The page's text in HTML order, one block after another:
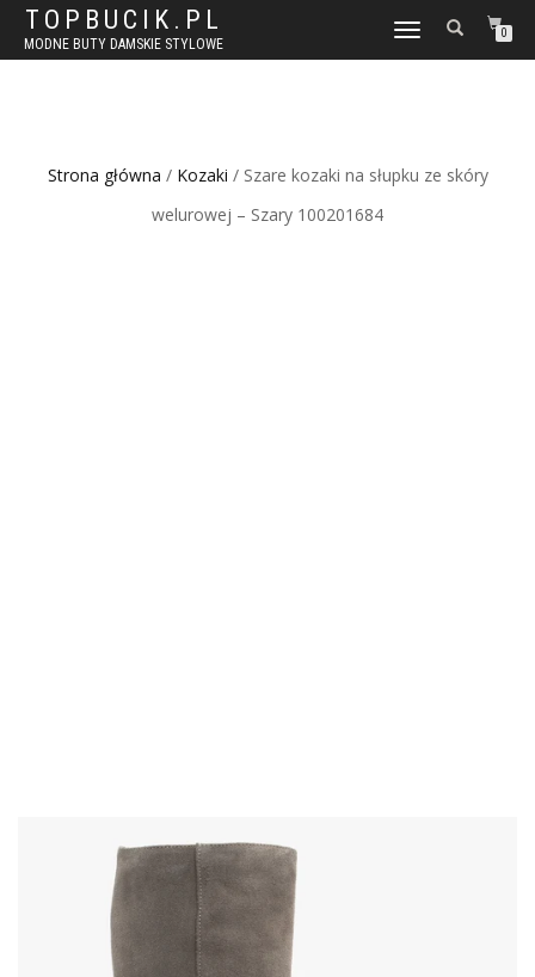
TOPBUCIK.PL
MODNE BUTY DAMSKIE STYLOWE
WŁĄCZ
NAWIGACJĘ
0
Strona główna / Kozaki / Szare kozaki na słupku ze skóry
welurowej – Szary 100201684